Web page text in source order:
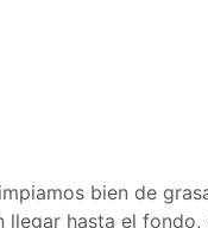
bien de
hasta el